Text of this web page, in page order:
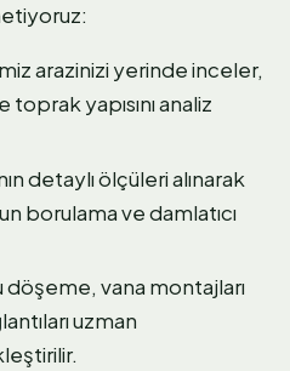
arazinizi yerinde inceler,
toprak yapısını analiz
detaylı ölçüleri alınarak
borulama ve damlatıcı
döşeme, vana montajları
uzman